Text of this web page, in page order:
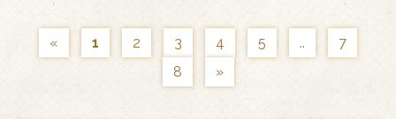
« 1 2 3 4 5 ..
7
8
»